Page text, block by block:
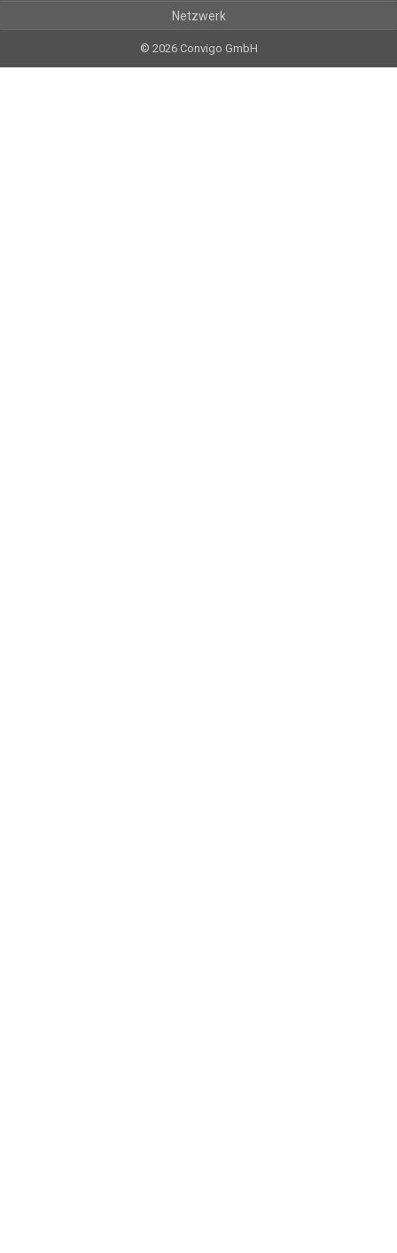
Netzwerk
© 2026 Convigo GmbH